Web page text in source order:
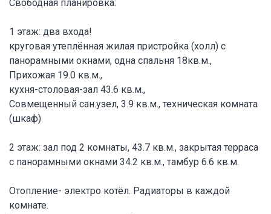
Свободная планировка:
1 этаж: два входа!
круговая утеплённая жилая пристройка (холл) с
панорамными окнами, одна спальня 18кв.м.,
Прихожая 19.0 кв.м.,
кухня-столовая-зал 43.6 кв.м.,
Совмещенный сан.узел, 3.9 кв.м., техническая комната
(шкаф)
2 этаж: зал под 2 комнаты, 43.7 кв.м., закрытая терраса
с панорамными окнами 34.2 кв.м., тамбур 6.6 кв.м.
Отопление- электро котёл. Радиаторы в каждой
комнате.